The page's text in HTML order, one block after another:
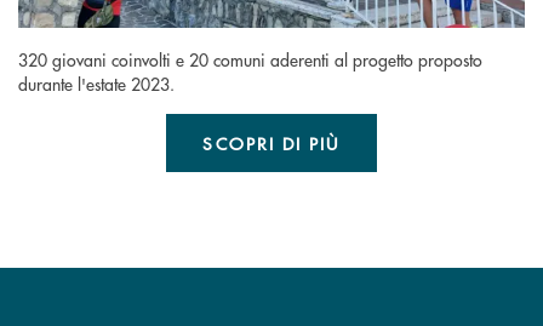
320 giovani coinvolti e 20 comuni aderenti al progetto proposto
durante l'estate 2023.
SCOPRI DI PIÙ